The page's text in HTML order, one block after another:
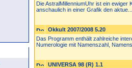
Die AstralMillenniumUhr ist ein ewiger
anschaulich in einer Grafik den aktue...
Okkult 2007/2008 5.20
Das Programm enthält zahlreiche
Numerologie mit Namenszahl,
UNIVERSA 98 (R) 1.1